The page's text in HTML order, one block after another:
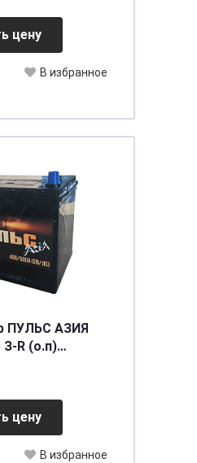
цену
В избранное
ПУЛЬС АЗИЯ
цену
В избранное